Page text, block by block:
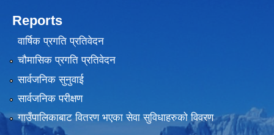
Reports
वार्षिक प्रगति प्रतिवेदन
चौमासिक प्रगति प्रतिवेदन
सार्वजनिक सुनुवाई
सार्वजनिक परीक्षण
गाउँपालिकाबाट वितरण भएका सेवा सुविधाहरुको विवरण